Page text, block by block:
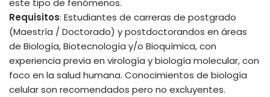
este tipo de fenómenos.
Requisitos: Estudiantes de carreras de postgrado
(Maestría / Doctorado) y postdoctorandos en áreas
de Biología, Biotecnología y/o Bioquímica, con
experiencia previa en virología y biología molecular, con
foco en la salud humana. Conocimientos de biología
celular son recomendados pero no excluyentes.